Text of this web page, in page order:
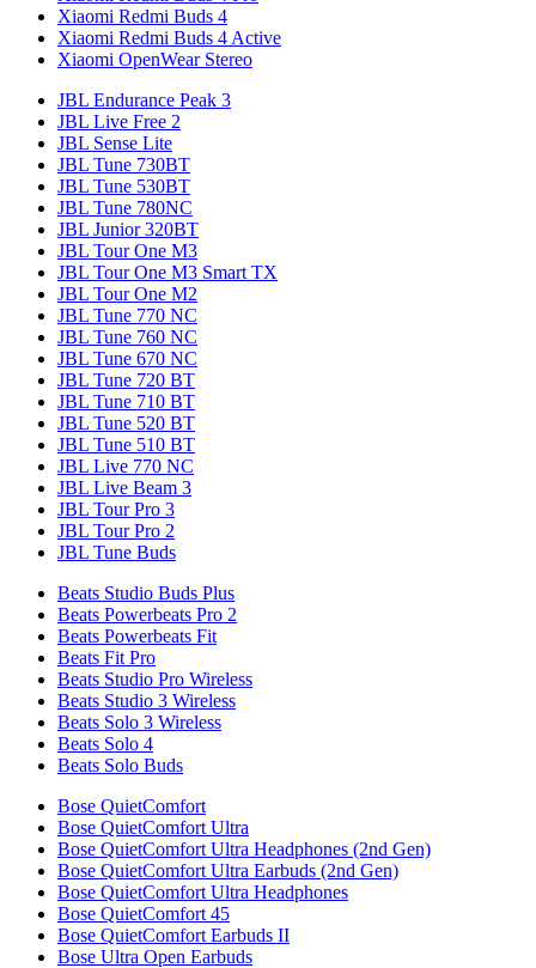
Xiaomi Redmi Buds 4
Xiaomi Redmi Buds 4 Active
Xiaomi OpenWear Stereo
JBL Endurance Peak 3
JBL Live Free 2
JBL Sense Lite
JBL Tune 730BT
JBL Tune 530BT
JBL Tune 780NC
JBL Junior 320BT
JBL Tour One M3
JBL Tour One M3 Smart TX
JBL Tour One M2
JBL Tune 770 NC
JBL Tune 760 NC
JBL Tune 670 NC
JBL Tune 720 BT
JBL Tune 710 BT
JBL Tune 520 BT
JBL Tune 510 BT
JBL Live 770 NC
JBL Live Beam 3
JBL Tour Pro 3
JBL Tour Pro 2
JBL Tune Buds
Beats Studio Buds Plus
Beats Powerbeats Pro 2
Beats Powerbeats Fit
Beats Fit Pro
Beats Studio Pro Wireless
Beats Studio 3 Wireless
Beats Solo 3 Wireless
Beats Solo 4
Beats Solo Buds
Bose QuietComfort
Bose QuietComfort Ultra
Bose QuietComfort Ultra Headphones (2nd Gen)
Bose QuietComfort Ultra Earbuds (2nd Gen)
Bose QuietComfort Ultra Headphones
Bose QuietComfort 45
Bose QuietComfort Earbuds II
Bose Ultra Open Earbuds